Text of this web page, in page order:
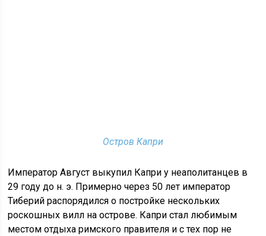
Остров Капри
Император Август выкупил Капри у неаполитанцев в
29 году до н. э. Примерно через 50 лет император
Тиберий распорядился о постройке нескольких
роскошных вилл на острове. Капри стал любимым
местом отдыха римского правителя и с тех пор не